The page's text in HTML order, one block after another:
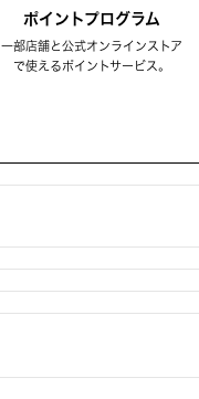
ポイントプログラム
一部店舗と公式オンラインストア
で使えるポイントサービス。